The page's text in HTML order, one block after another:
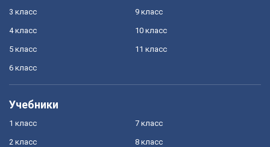
3 класс
4 класс
5 класс
6 класс
9 класс
10 класс
11 класс
Учебники
1 класс
2 класс
7 класс
8 класс